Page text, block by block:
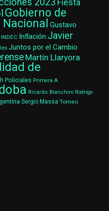
Fiesta
Gobierno de
Gustavo
INDEC Inflación Javier
Juntos por el Cambio
Martín Llaryora
de
Policiales Primera A
Ricardo Bianchini Rodrigo
Sergio Massa Torneo